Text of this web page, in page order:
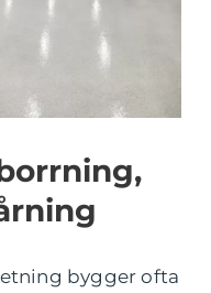
bygger ofta